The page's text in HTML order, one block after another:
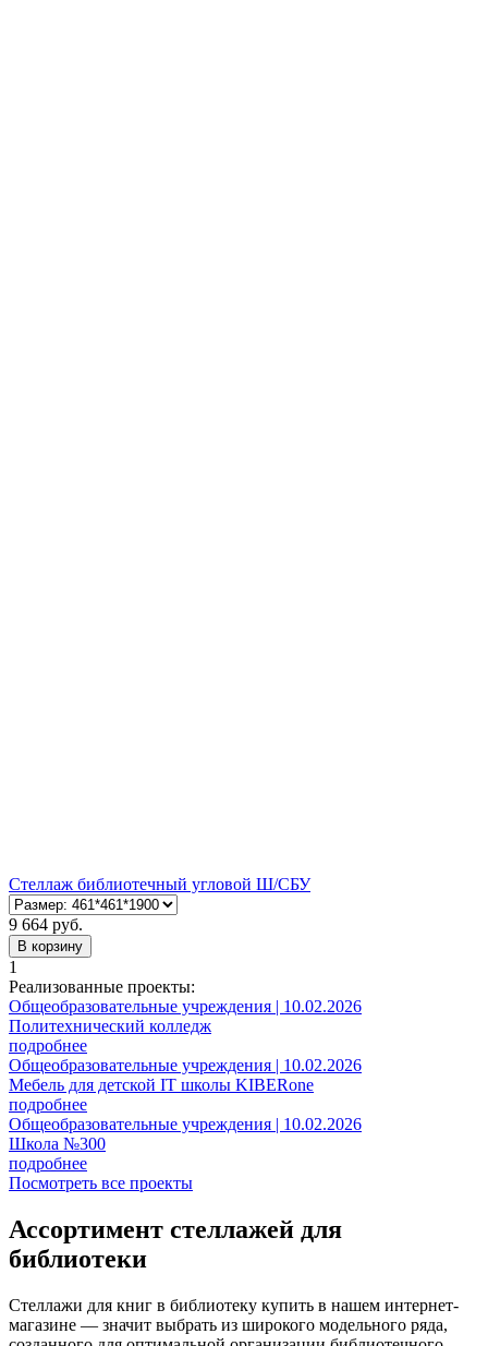
Стеллаж библиотечный угловой Ш/СБУ
9 664 руб.
В корзину
1
Реализованные проекты:
Общеобразовательные учреждения | 10.02.2026
Политехнический колледж
подробнее
Общеобразовательные учреждения | 10.02.2026
Мебель для детской IT школы KIBERone
подробнее
Общеобразовательные учреждения | 10.02.2026
Школа №300
подробнее
Посмотреть все проекты
Ассортимент стеллажей для
библиотеки
Стеллажи для книг в библиотеку купить в нашем интернет-
магазине — значит выбрать из широкого модельного ряда,